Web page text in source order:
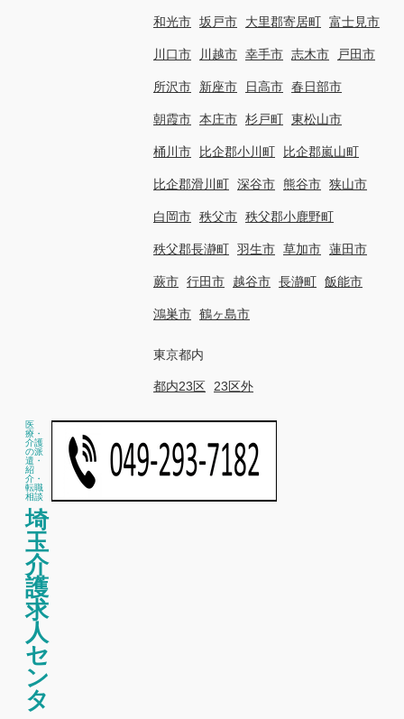
和光市 坂戸市 大里郡寄居町 富士見市
川口市 川越市 幸手市 志木市 戸田市
所沢市 新座市 日高市 春日部市
朝霞市 本庄市 杉戸町 東松山市
桶川市 比企郡小川町 比企郡嵐山町
比企郡滑川町 深谷市 熊谷市 狭山市
白岡市 秩父市 秩父郡小鹿野町
秩父郡長瀞町 羽生市 草加市 蓮田市
蕨市 行田市 越谷市 長瀞町 飯能市
鴻巣市 鶴ヶ島市
東京都内
都内23区 23区外
医
療・
介護
の派
遣・
紹
介・
転職
相談
埼
玉
介
護
求
人
セ
ン
タ